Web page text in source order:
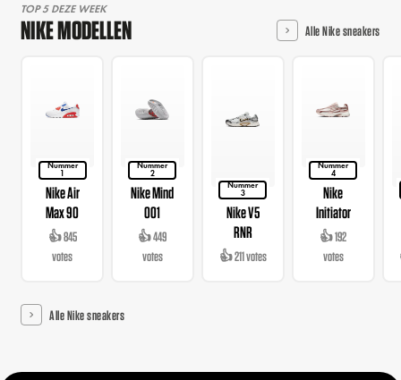
TOP 5 DEZE WEEK
NIKE MODELLEN Alle Nike sneakers
Nummer
1
Nike Air
Max 90
👍 845
votes
Nummer
2
Nike Mind
001
👍 449
votes
Nummer
3
Nike V5
RNR
👍 211 votes
Nummer
4
Nike
Initiator
👍 192
votes
Alle Nike sneakers